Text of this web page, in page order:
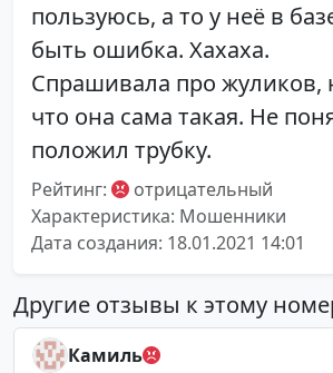
пользуюсь, а то у неё в
быть ошибка. Хахаха.
Спрашивала про жуликов,
что она сама такая. Не
положил трубку.
Рейтинг:
отрицательный
Характеристика: Мошенники
Дата создания: 18.01.2021 14:01
Другие отзывы к этому
Камиль